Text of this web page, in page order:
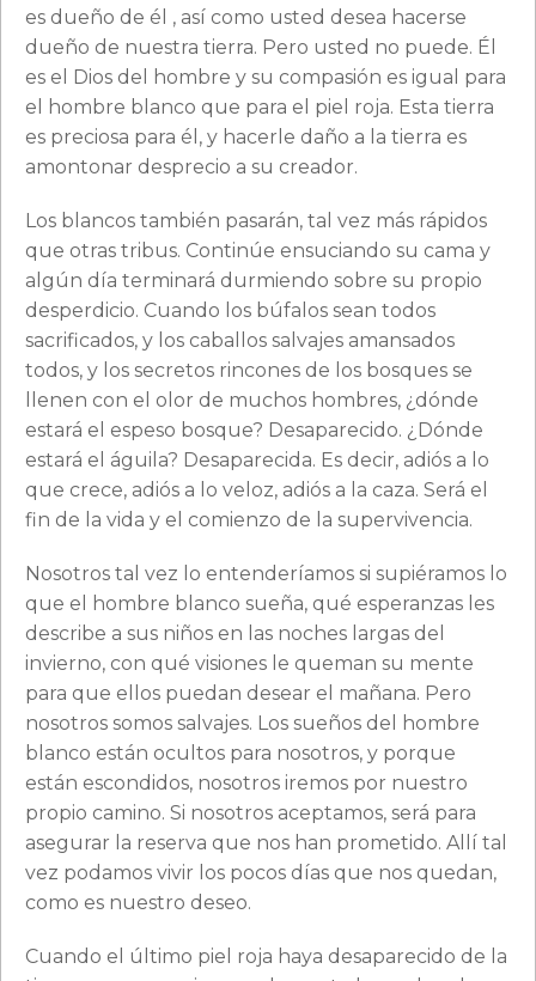
es dueño de él , así como usted desea hacerse
dueño de nuestra tierra. Pero usted no puede. Él
es el Dios del hombre y su compasión es igual para
el hombre blanco que para el piel roja. Esta tierra
es preciosa para él, y hacerle daño a la tierra es
amontonar desprecio a su creador.
Los blancos también pasarán, tal vez más rápidos
que otras tribus. Continúe ensuciando su cama y
algún día terminará durmiendo sobre su propio
desperdicio. Cuando los búfalos sean todos
sacrificados, y los caballos salvajes amansados
todos, y los secretos rincones de los bosques se
llenen con el olor de muchos hombres, ¿dónde
estará el espeso bosque? Desaparecido. ¿Dónde
estará el águila? Desaparecida. Es decir, adiós a lo
que crece, adiós a lo veloz, adiós a la caza. Será el
fin de la vida y el comienzo de la supervivencia.
Nosotros tal vez lo entenderíamos si supiéramos lo
que el hombre blanco sueña, qué esperanzas les
describe a sus niños en las noches largas del
invierno, con qué visiones le queman su mente
para que ellos puedan desear el mañana. Pero
nosotros somos salvajes. Los sueños del hombre
blanco están ocultos para nosotros, y porque
están escondidos, nosotros iremos por nuestro
propio camino. Si nosotros aceptamos, será para
asegurar la reserva que nos han prometido. Allí tal
vez podamos vivir los pocos días que nos quedan,
como es nuestro deseo.
Cuando el último piel roja haya desaparecido de la